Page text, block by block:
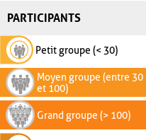
PARTICIPANTS
Petit groupe (< 30)
Moyen groupe (entre 30
et 100)
Grand groupe (> 100)